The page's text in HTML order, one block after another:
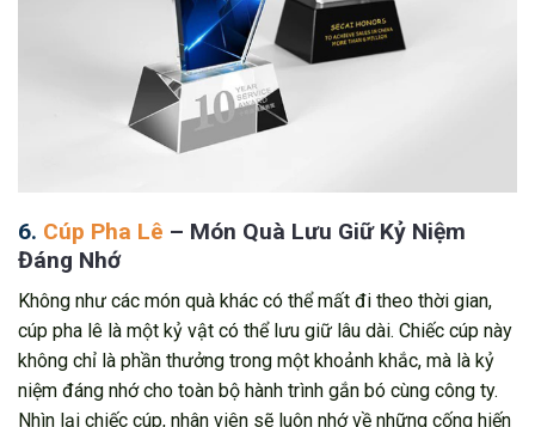
6. Cúp Pha Lê – Món Quà Lưu Giữ Kỷ Niệm
Đáng Nhớ
Không như các món quà khác có thể mất đi theo thời gian,
cúp pha lê là một kỷ vật có thể lưu giữ lâu dài. Chiếc cúp này
không chỉ là phần thưởng trong một khoảnh khắc, mà là kỷ
niệm đáng nhớ cho toàn bộ hành trình gắn bó cùng công ty.
Nhìn lại chiếc cúp, nhân viên sẽ luôn nhớ về những cống hiến